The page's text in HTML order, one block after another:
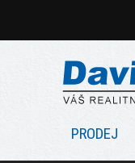
PRODEJ